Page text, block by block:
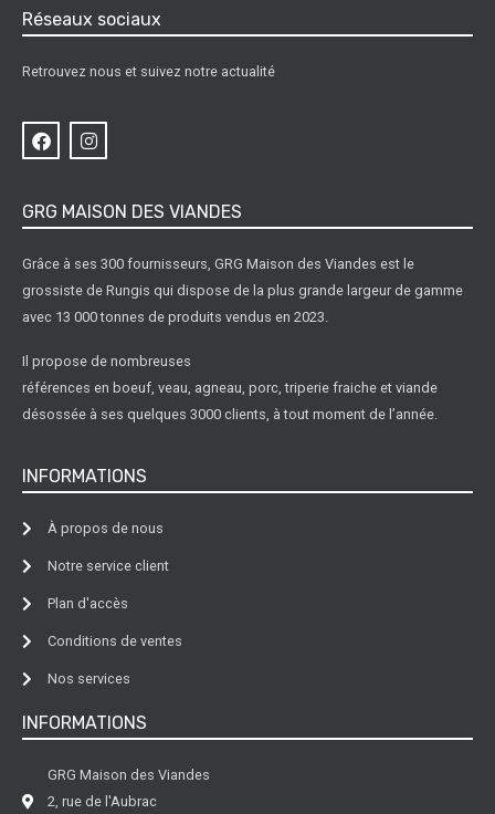
Réseaux sociaux
Retrouvez nous et suivez notre actualité
GRG MAISON DES VIANDES
Grâce à ses 300 fournisseurs, GRG Maison des Viandes est le
grossiste de Rungis qui dispose de la plus grande largeur de gamme
avec 13 000 tonnes de produits vendus en 2023.
Il propose de nombreuses
références en boeuf, veau, agneau, porc, triperie fraiche et viande
désossée à ses quelques 3000 clients, à tout moment de l’année.
INFORMATIONS
À propos de nous
Notre service client
Plan d'accès
Conditions de ventes
Nos services
INFORMATIONS
GRG Maison des Viandes
2, rue de l'Aubrac